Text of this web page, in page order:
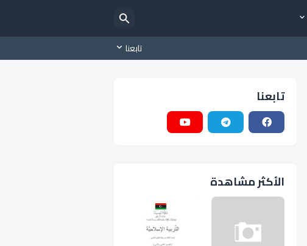
تابعنا
تابعنا
الأكثر مشاهدة